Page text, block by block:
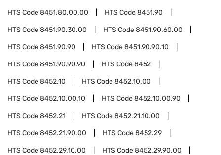
HTS Code8451.80.00.00 HTS Code8451.90
HTS Code8451.90.30.00 HTS Code8451.90.60.00
HTS Code8451.90.90 HTS Code8451.90.90.10
HTS Code8451.90.90.90 HTS Code8452
HTS Code8452.10 HTS Code8452.10.00
HTS Code8452.10.00.10 HTS Code8452.10.00.90
HTS Code8452.21 HTS Code8452.21.10.00
HTS Code8452.21.90.00 HTS Code8452.29
HTS Code8452.29.10.00 HTS Code8452.29.90.00